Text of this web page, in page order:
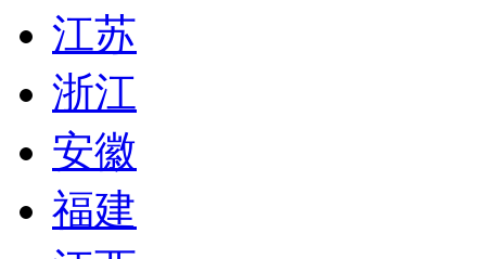
江苏
浙江
安徽
福建